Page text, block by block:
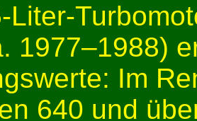
Liter-
1977–1988)
Im
640 und